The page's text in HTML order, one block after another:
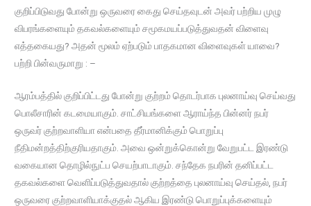
குறிப்பிடுவது போன்று ஒருவரை கைது செய்தவுடன் அவர் பற்றிய முழு
விபரங்களையும் தகவல்களையும் சமூகமயப்படுத்துவதன் விளைவு
எத்தகையது? அதன் மூலம் ஏற்படும் பாதகமான விளைவுகள் யாவை?
பற்றி பின்வருமாறு : –
ஆரம்பத்தில் குறிப்பிட்டது போன்று குற்றம் தொடர்பாக புலனாய்வு செய்வது
பொலீசாரின் கடமையாகும். சாட்சியங்களை ஆராய்ந்த பின்னர் நபர்
ஒருவர் குற்றவாளியா என்பதை தீர்மானிக்கும் பொறுப்பு
நீதிமன்றத்திற்குரியதாகும். அவை ஒன்றுக்கொன்று வேறுபட்ட இரண்டு
வகையான தொழில்நுட்ப செயற்பாடாகும். சந்தேக நபரின் தனிப்பட்ட
தகவல்களை வெளிப்படுத்துவதால் குற்றத்தை புலனாய்வு செய்தல், நபர்
ஒருவரை குற்றவாளியாக்குதல் ஆகிய இரண்டு பொறுப்புக்களையும்